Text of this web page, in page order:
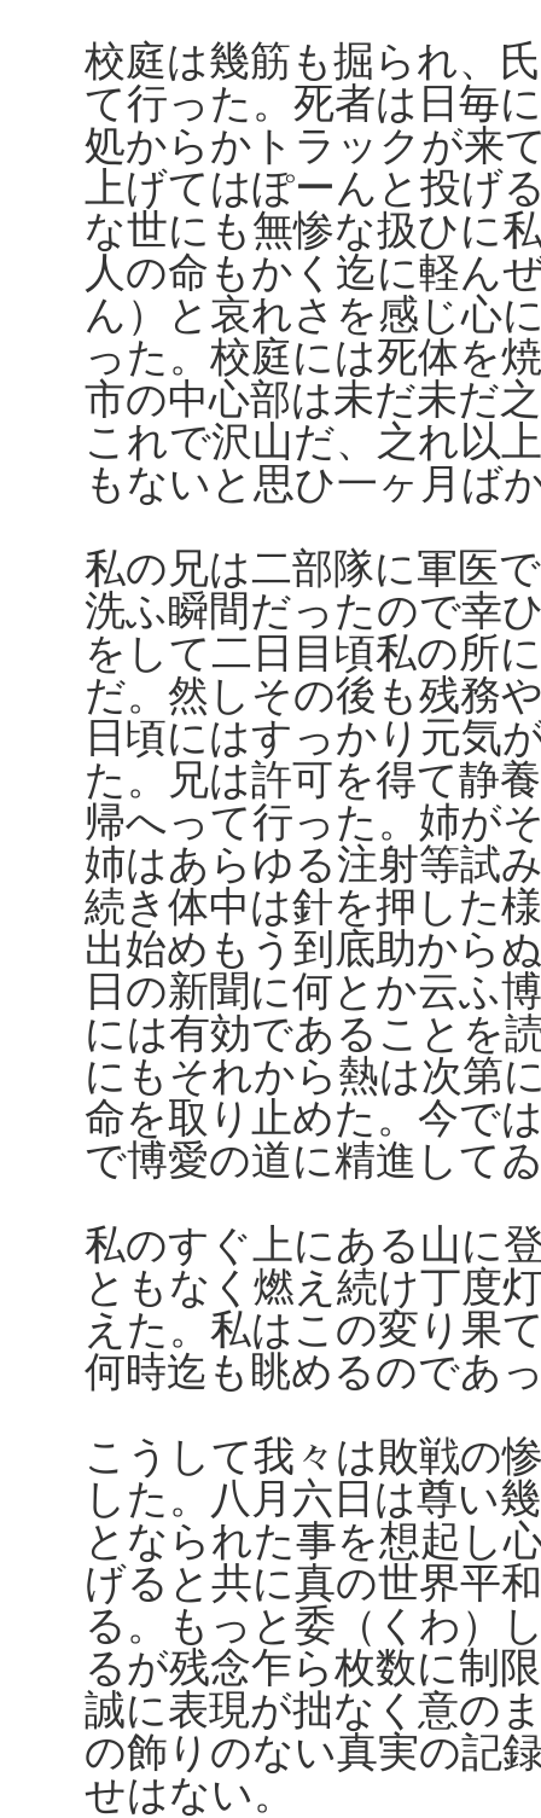
校庭は幾筋も掘られ、
て行った。死者は日毎
処からかトラックが来
上げてはぽーんと投げ
な世にも無惨な扱ひに
人の命もかく迄に軽ん
ん）と哀れさを感じ心
った。校庭には死体を
市の中心部は未だ未だ
これで沢山だ、之れ以
もないと思ひ一ヶ月ば
私の兄は二部隊に軍医
洗ふ瞬間だったので幸
をして二日目頃私の所
だ。然しその後も残務
日頃にはすっかり元気
た。兄は許可を得て静
帰へって行った。姉が
姉はあらゆる注射等試
続き体中は針を押した
出始めもう到底助から
日の新聞に何とか云ふ
には有効であることを
にもそれから熱は次第
命を取り止めた。今で
で博愛の道に精進して
私のすぐ上にある山に
ともなく燃え続け丁度
えた。私はこの変り果
何時迄も眺めるのであ
こうして我々は敗戦の
した。八月六日は尊い
となられた事を想起し
げると共に真の世界平
る。もっと委（くわ）
るが残念乍ら枚数に制
誠に表現が拙なく意の
の飾りのない真実の記
せはない。